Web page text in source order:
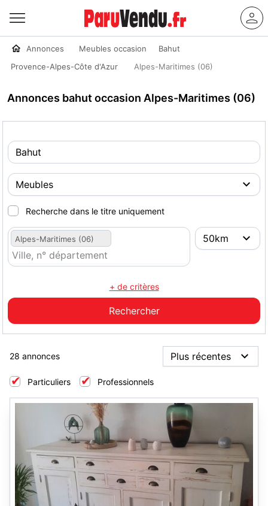
Annonces Meubles occasion
Bahut
Provence-Alpes-Côte d'Azur
Alpes-Maritimes (06)
Annonces bahut occasion Alpes-Maritimes (06)
Recherche dans le titre uniquement
Alpes-Maritimes (06)
+ de critères
28 annonces
Particuliers Professionnels